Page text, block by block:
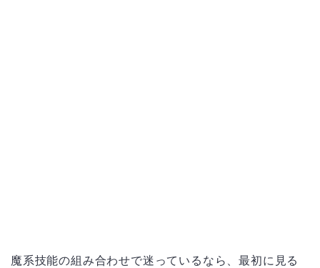
魔系技能の組み合わせで迷っているなら、最初に見る